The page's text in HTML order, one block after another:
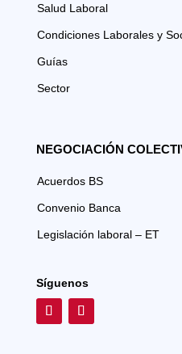
Salud Laboral
Condiciones Laborales y
Guías
Sector
NEGOCIACIÓN
Acuerdos BS
Convenio Banca
Legislación laboral – ET
Síguenos